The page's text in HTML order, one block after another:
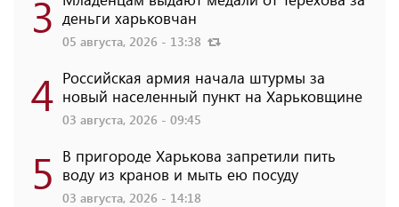
3 деньги харьковчан
05 августа, 2026 - 13:38
4 Российская армия начала штурмы за
новый населенный пункт на Харьковщине
03 августа, 2026 - 09:45
5 В пригороде Харькова запретили пить
воду из кранов и мыть ею посуду
03 августа, 2026 - 14:18